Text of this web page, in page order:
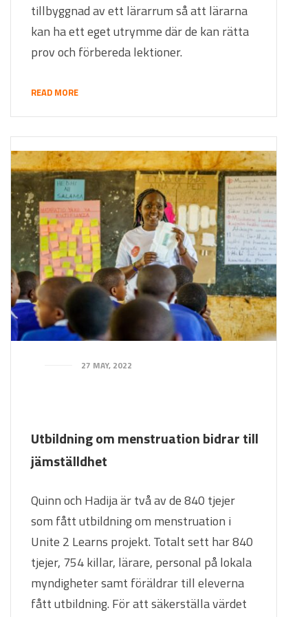
tillbyggnad av ett lärarrum så att lärarna
kan ha ett eget utrymme där de kan rätta
prov och förbereda lektioner.
READ MORE
27 MAY, 2022
Utbildning om menstruation bidrar till
jämställdhet
Quinn och Hadija är två av de 840 tjejer
som fått utbildning om menstruation i
Unite 2 Learns projekt. Totalt sett har 840
tjejer, 754 killar, lärare, personal på lokala
myndigheter samt föräldrar till eleverna
fått utbildning. För att säkerställa värdet